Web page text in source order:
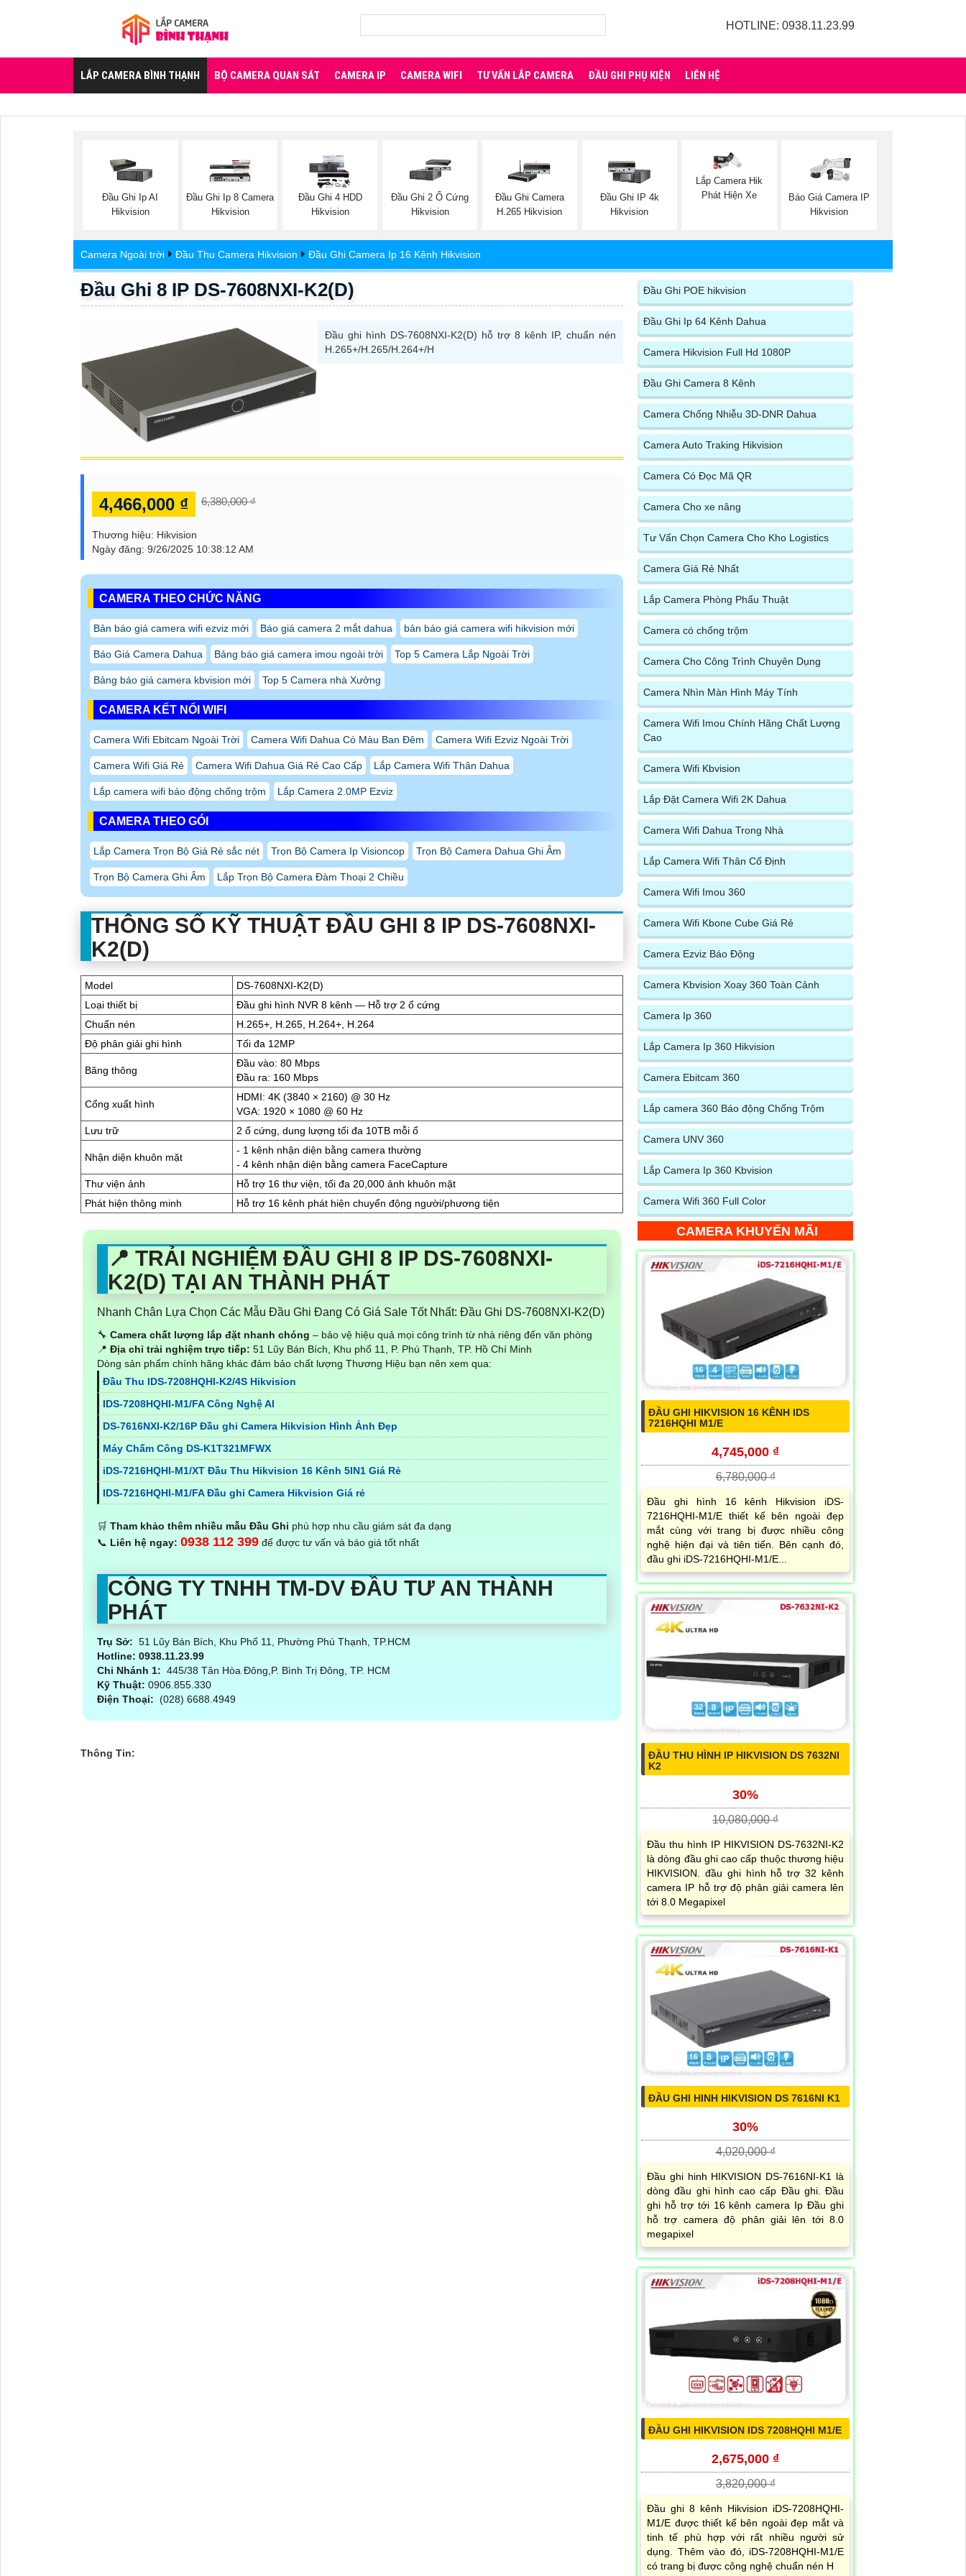
HOTLINE: 0938.11.23.99
LẮP CAMERA BÌNH THẠNH BỘ CAMERA QUAN SÁT CAMERA IP CAMERA WIFI TƯ VẤN LẮP CAMERA ĐẦU GHI PHỤ KIỆN LIÊN HỆ
Đầu Ghi Ip AI
Hikvision
Đầu Ghi Ip 8 Camera
Hikvision
Đầu Ghi 4 HDD
Hikvision
Đầu Ghi 2 Ổ Cứng
Hikvision
Đầu Ghi Camera
H.265 Hikvision
Đầu Ghi IP 4k
Hikvision
Lắp Camera Hik
Phát Hiện Xe
Báo Giá Camera IP
Hikvision
Camera Ngoài trời Đầu Thu Camera Hikvision Đầu Ghi Camera Ip 16 Kênh Hikvision
Đầu Ghi 8 IP DS-7608NXI-K2(D)
Đầu ghi hình DS-7608NXI-K2(D) hỗ trợ 8 kênh IP, chuẩn nén
H.265+/H.265/H.264+/H
4,466,000 ₫ 6,380,000 ₫
Thương hiệu: Hikvision
Ngày đăng: 9/26/2025 10:38:12 AM
CAMERA THEO CHỨC NĂNG
Bản báo giá camera wifi ezviz mới Báo giá camera 2 mắt dahua bản báo giá camera wifi hikvision mới
Báo Giá Camera Dahua Bảng báo giá camera imou ngoài trời Top 5 Camera Lắp Ngoài Trời
Bảng báo giá camera kbvision mới Top 5 Camera nhà Xưởng
CAMERA KẾT NỐI WIFI
Camera Wifi Ebitcam Ngoài Trời Camera Wifi Dahua Có Màu Ban Đêm Camera Wifi Ezviz Ngoài Trời
Camera Wifi Giá Rẻ Camera Wifi Dahua Giá Rẻ Cao Cấp Lắp Camera Wifi Thân Dahua
Lắp camera wifi báo động chống trộm Lắp Camera 2.0MP Ezviz
CAMERA THEO GÓI
Lắp Camera Trọn Bộ Giá Rẻ sắc nét Trọn Bộ Camera Ip Visioncop Trọn Bộ Camera Dahua Ghi Âm
Trọn Bộ Camera Ghi Âm Lắp Trọn Bộ Camera Đàm Thoại 2 Chiều
THÔNG SỐ KỸ THUẬT ĐẦU GHI 8 IP DS-7608NXI-
K2(D)
Model
DS-7608NXI-K2(D)
Loại thiết bị
Đầu ghi hình NVR 8 kênh — Hỗ trợ 2 ổ cứng
Chuẩn nén
H.265+, H.265, H.264+, H.264
Độ phân giải ghi hình
Tối đa 12MP
Băng thông
Đầu vào: 80 Mbps
Đầu ra: 160 Mbps
Cổng xuất hình
HDMI: 4K (3840 × 2160) @ 30 Hz
VGA: 1920 × 1080 @ 60 Hz
Lưu trữ
2 ổ cứng, dung lượng tối đa 10TB mỗi ổ
Nhận diện khuôn mặt
- 1 kênh nhận diện bằng camera thường
- 4 kênh nhận diện bằng camera FaceCapture
Thư viện ảnh
Hỗ trợ 16 thư viện, tối đa 20,000 ảnh khuôn mặt
Phát hiện thông minh
Hỗ trợ 16 kênh phát hiện chuyển động người/phương tiện
📍 TRẢI NGHIỆM ĐẦU GHI 8 IP DS-7608NXI-
K2(D) TẠI AN THÀNH PHÁT
Nhanh Chân Lựa Chọn Các Mẫu Đầu Ghi Đang Có Giá Sale Tốt Nhất: Đầu Ghi DS-7608NXI-K2(D)
🔧 Camera chất lượng lắp đặt nhanh chóng – bảo vệ hiệu quả mọi công trình từ nhà riêng đến văn phòng
📍 Địa chỉ trải nghiệm trực tiếp: 51 Lũy Bán Bích, Khu phố 11, P. Phú Thạnh, TP. Hồ Chí Minh
Dòng sản phẩm chính hãng khác đảm bảo chất lượng Thương Hiệu bạn nên xem qua:
Đầu Thu IDS-7208HQHI-K2/4S Hikvision
IDS-7208HQHI-M1/FA Công Nghệ AI
DS-7616NXI-K2/16P Đầu ghi Camera Hikvision Hình Ảnh Đẹp
Máy Chấm Công DS-K1T321MFWX
iDS-7216HQHI-M1/XT Đầu Thu Hikvision 16 Kênh 5IN1 Giá Rẻ
IDS-7216HQHI-M1/FA Đầu ghi Camera Hikvision Giá rẻ
🛒 Tham khảo thêm nhiều mẫu Đầu Ghi phù hợp nhu cầu giám sát đa dạng
📞 Liên hệ ngay: 0938 112 399 để được tư vấn và báo giá tốt nhất
CÔNG TY TNHH TM-DV ĐẦU TƯ AN THÀNH
PHÁT
Trụ Sở: 51 Lũy Bán Bích, Khu Phố 11, Phường Phú Thạnh, TP.HCM
Hotline: 0938.11.23.99
Chi Nhánh 1: 445/38 Tân Hòa Đông,P. Bình Trị Đông, TP. HCM
Kỹ Thuật: 0906.855.330
Điện Thoại: (028) 6688.4949
Thông Tin:
Đầu Ghi POE hikvision
Đầu Ghi Ip 64 Kênh Dahua
Camera Hikvision Full Hd 1080P
Đầu Ghi Camera 8 Kênh
Camera Chống Nhiễu 3D-DNR Dahua
Camera Auto Traking Hikvision
Camera Có Đọc Mã QR
Camera Cho xe nâng
Tư Vấn Chọn Camera Cho Kho Logistics
Camera Giá Rẻ Nhất
Lắp Camera Phòng Phẩu Thuật
Camera có chống trộm
Camera Cho Công Trình Chuyên Dụng
Camera Nhìn Màn Hình Máy Tính
Camera Wifi Imou Chính Hãng Chất Lượng
Cao
Camera Wifi Kbvision
Lắp Đặt Camera Wifi 2K Dahua
Camera Wifi Dahua Trong Nhà
Lắp Camera Wifi Thân Cố Định
Camera Wifi Imou 360
Camera Wifi Kbone Cube Giá Rẻ
Camera Ezviz Báo Động
Camera Kbvision Xoay 360 Toàn Cảnh
Camera Ip 360
Lắp Camera Ip 360 Hikvision
Camera Ebitcam 360
Lắp camera 360 Báo động Chống Trộm
Camera UNV 360
Lắp Camera Ip 360 Kbvision
Camera Wifi 360 Full Color
CAMERA KHUYẾN MÃI
ĐẦU GHI HIKVISION 16 KÊNH IDS
7216HQHI M1/E
4,745,000 ₫
6,780,000 ₫
Đầu ghi hình 16 kênh Hikvision iDS-
7216HQHI-M1/E thiết kế bên ngoài đẹp
mắt cùng với trang bị được nhiều công
nghệ hiện đại và tiên tiến. Bên cạnh đó,
đầu ghi iDS-7216HQHI-M1/E...
ĐẦU THU HÌNH IP HIKVISION DS 7632NI
K2
30%
10,080,000 ₫
Đầu thu hình IP HIKVISION DS-7632NI-K2
là dòng đầu ghi cao cấp thuộc thương hiệu
HIKVISION. đầu ghi hình hỗ trợ 32 kênh
camera IP hỗ trợ độ phân giải camera lên
tới 8.0 Megapixel
ĐẦU GHI HINH HIKVISION DS 7616NI K1
30%
4,020,000 ₫
Đầu ghi hinh HIKVISION DS-7616NI-K1 là
dòng đầu ghi hình cao cấp Đầu ghi. Đầu
ghi hỗ trợ tới 16 kênh camera Ip Đầu ghi
hỗ trợ camera độ phân giải lên tới 8.0
megapixel
ĐẦU GHI HIKVISION IDS 7208HQHI M1/E
2,675,000 ₫
3,820,000 ₫
Đầu ghi 8 kênh Hikvision iDS-7208HQHI-
M1/E được thiết kế bên ngoài đẹp mắt và
tinh tế phù hợp với rất nhiều người sử
dụng. Thêm vào đó, iDS-7208HQHI-M1/E
có trang bị được công nghệ chuẩn nén H